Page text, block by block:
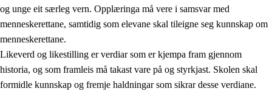
1.3 Kritisk tenking og etisk bevisstheit
1.4 Skaparglede, engasjement og utforskartrong
1.5 Respekt for naturen og miljøbevisstheit
1.6 Demokrati og medverknad
og unge eit særleg vern. Opplæringa må vere i samsvar med
menneskerettane, samtidig som elevane skal tileigne seg kunnskap om
menneskerettane.
Likeverd og likestilling er verdiar som er kjempa fram gjennom
historia, og som framleis må takast vare på og styrkjast. Skolen skal
formidle kunnskap og fremje haldningar som sikrar desse verdiane.